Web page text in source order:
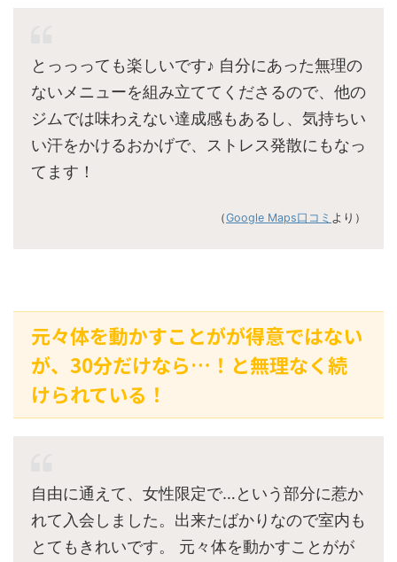
とっっっても楽しいです♪ 自分にあった無理の
ないメニューを組み立ててくださるので、他の
ジムでは味わえない達成感もあるし、気持ちい
い汗をかけるおかげで、ストレス発散にもなっ
てます！
（Google Maps口コミ より）
元々体を動かすことがが得意ではない
が、30分だけなら…！と無理なく続
けられている！
自由に通えて、女性限定で…という部分に惹か
れて入会しました。出来たばかりなので室内も
とてもきれいです。 元々体を動かすことがが